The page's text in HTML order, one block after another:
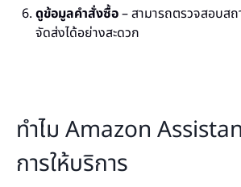
ดูข้อมูลคำสั่งซื้อ– สามารถตรวจสอบสถ
จัดส่งได้อย่างสะดวก
ทำไม Amazon
การให้บริการ